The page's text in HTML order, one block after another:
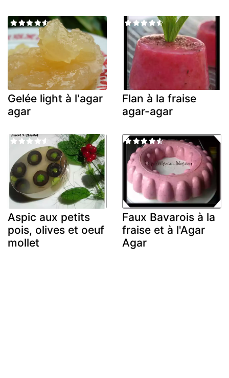
Gelée light à l'agar
agar
Flan à la fraise
agar-agar
Aspic aux petits
pois, olives et oeuf
mollet
Faux Bavarois à la
fraise et à l'Agar
Agar